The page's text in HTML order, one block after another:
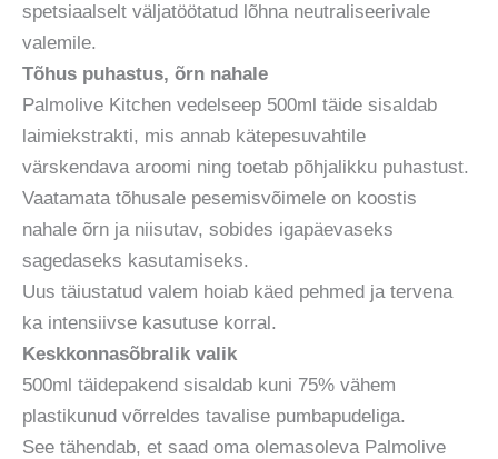
spetsiaalselt väljatöötatud lõhna neutraliseerivale
valemile.
Tõhus puhastus, õrn nahale
Palmolive Kitchen vedelseep 500ml täide sisaldab
laimiekstrakti, mis annab kätepesuvahtile
värskendava aroomi ning toetab põhjalikku puhastust.
Vaatamata tõhusale pesemisvõimele on koostis
nahale õrn ja niisutav, sobides igapäevaseks
sagedaseks kasutamiseks.
Uus täiustatud valem hoiab käed pehmed ja tervena
ka intensiivse kasutuse korral.
Keskkonnasõbralik valik
500ml täidepakend sisaldab kuni 75% vähem
plastikunud võrreldes tavalise pumbapudeliga.
See tähendab, et saad oma olemasoleva Palmolive